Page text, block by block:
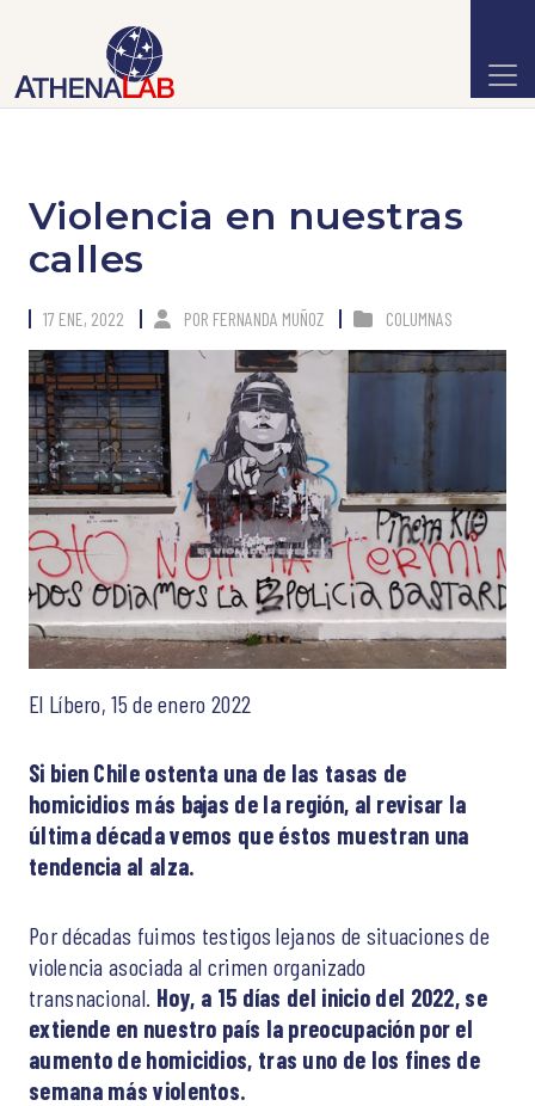
Violencia en nuestras
calles
17 ENE, 2022 POR FERNANDA MUÑOZ COLUMNAS
El Líbero, 15 de enero 2022
Si bien Chile ostenta una de las tasas de
homicidios más bajas de la región, al revisar la
última década vemos que éstos muestran una
tendencia al alza.
Por décadas fuimos testigos lejanos de situaciones de
violencia asociada al crimen organizado
transnacional. Hoy, a 15 días del inicio del 2022, se
extiende en nuestro país la preocupación por el
aumento de homicidios, tras uno de los fines de
semana más violentos.